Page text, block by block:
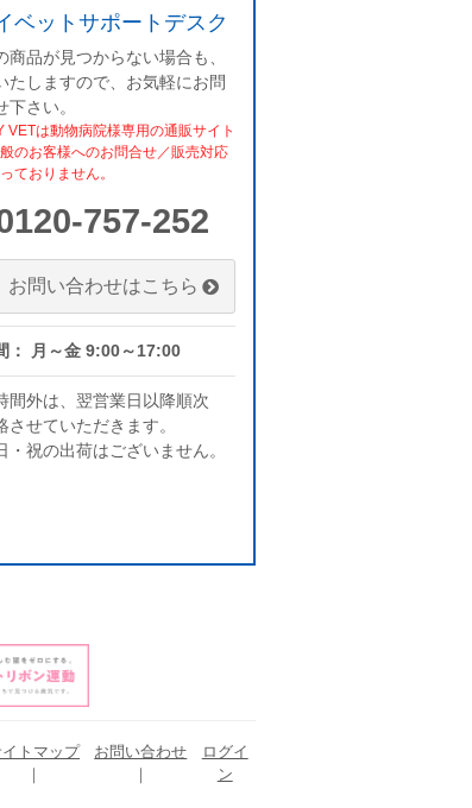
ベットサポートデスク
商品が見つからない場合も、
たしますので、お気軽にお問
下さい。
VETは動物病院様専用の通販サイト
のお客様へのお問合せ／販売対応
ておりません。
757-252
お問い合わせはこちら
： 月～金 9:00～17:00
間外は、翌営業日以降順次
させていただきます。
祝の出荷はございません。
トマップ お問い合わせ
ログイ
ン